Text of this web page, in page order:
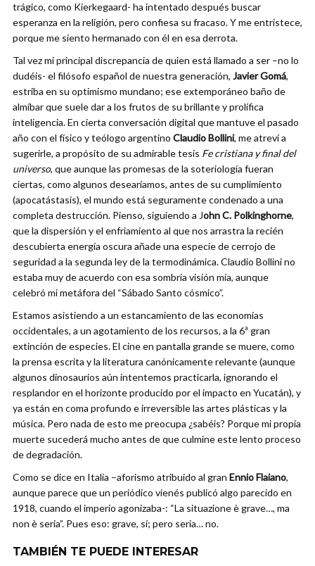
trágico, como Kierkegaard- ha intentado después buscar
esperanza en la religión, pero confiesa su fracaso. Y me entristece,
porque me siento hermanado con él en esa derrota.
Tal vez mi principal discrepancia de quien está llamado a ser –no lo
dudéis- el filósofo español de nuestra generación, Javier Gomá,
estriba en su optimismo mundano; ese extemporáneo baño de
almíbar que suele dar a los frutos de su brillante y prolífica
inteligencia. En cierta conversación digital que mantuve el pasado
año con el físico y teólogo argentino Claudio Bollini, me atreví a
sugerirle, a propósito de su admirable tesis Fe cristiana y final del
universo, que aunque las promesas de la soteriología fueran
ciertas, como algunos desearíamos, antes de su cumplimiento
(apocatástasis), el mundo está seguramente condenado a una
completa destrucción. Pienso, siguiendo a John C. Polkinghorne,
que la dispersión y el enfriamiento al que nos arrastra la recién
descubierta energía oscura añade una especie de cerrojo de
seguridad a la segunda ley de la termodinámica. Claudio Bollini no
estaba muy de acuerdo con esa sombría visión mía, aunque
celebró mi metáfora del “Sábado Santo cósmico”.
Estamos asistiendo a un estancamiento de las economías
occidentales, a un agotamiento de los recursos, a la 6ª gran
extinción de especies. El cine en pantalla grande se muere, como
la prensa escrita y la literatura canónicamente relevante (aunque
algunos dinosaurios aún intentemos practicarla, ignorando el
resplandor en el horizonte producido por el impacto en Yucatán), y
ya están en coma profundo e irreversible las artes plásticas y la
música. Pero nada de esto me preocupa ¿sabéis? Porque mi propia
muerte sucederá mucho antes de que culmine este lento proceso
de degradación.
Como se dice en Italia –aforismo atribuido al gran Ennio Flaiano,
aunque parece que un periódico vienés publicó algo parecido en
1918, cuando el imperio agonizaba-: “La situazione è grave…, ma
non è seria”. Pues eso: grave, sí; pero seria… no.
TAMBIÉN TE PUEDE INTERESAR